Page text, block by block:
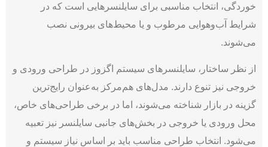
خوردگی، انتخاب مناسبی برای سایلنسرهایی است که در
شرایط آب‌وهوایی مرطوب و یا محیط‌های بیرونی نصب
می‌شوند.
از نظر ساختار، سایلنسرهای سیستم اگزوز در طراحی ورودی و
خروجی نیز تنوع دارند. مدل‌های هم‌مرکز به‌عنوان رایج‌ترین
گزینه در بازار شناخته می‌شوند، اما در برخی طراحی­‌های خاص،
محل ورودی یا خروجی در بخش‌های جانبی سایلنسر نیز تعبیه
می‌­شود. انتخاب طراحی مناسب باید بر اساس نیاز سیستم و